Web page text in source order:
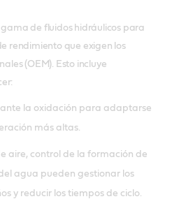
de fluidos hidráulicos para
rendimiento que exigen los
(OEM). Esto incluye
la oxidación para adaptarse
más altas.
aire, control de la formación de
agua pueden gestionar los
y reducir los tiempos de ciclo.